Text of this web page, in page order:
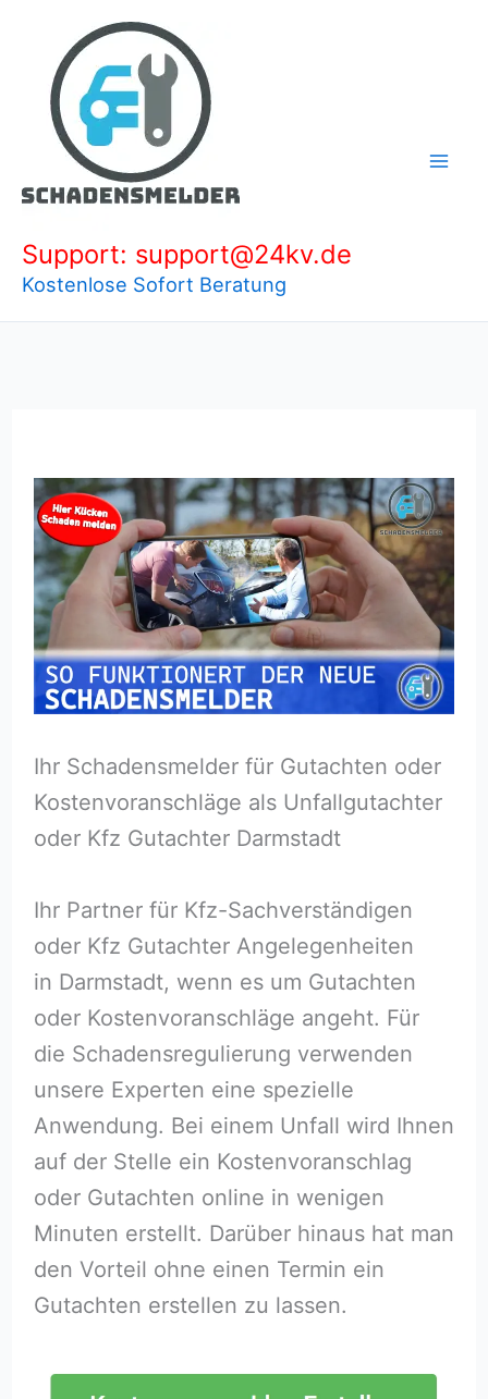
springen
Support: support@24kv.de
Kostenlose Sofort Beratung
Ihr Schadensmelder für Gutachten oder
Kostenvoranschläge als Unfallgutachter
oder Kfz Gutachter Darmstadt
Ihr Partner für Kfz-Sachverständigen
oder Kfz Gutachter Angelegenheiten
in Darmstadt, wenn es um Gutachten
oder Kostenvoranschläge angeht. Für
die Schadensregulierung verwenden
unsere Experten eine spezielle
Anwendung. Bei einem Unfall wird Ihnen
auf der Stelle ein Kostenvoranschlag
oder Gutachten online in wenigen
Minuten erstellt. Darüber hinaus hat man
den Vorteil ohne einen Termin ein
Gutachten erstellen zu lassen.